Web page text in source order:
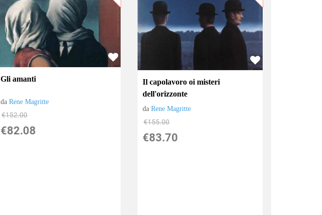
Gli amanti
daRene Magritte
€152.00
€82.08
Il capolavoro oi misteri
dell'orizzonte
daRene Magritte
€155.00
€83.70